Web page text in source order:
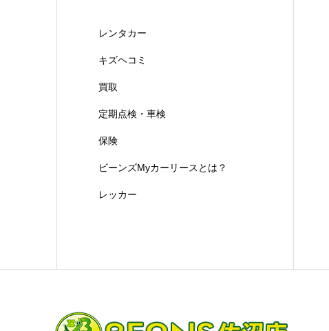
レンタカー
キズヘコミ
買取
定期点検・車検
保険
ビーンズMyカーリースとは？
レッカー